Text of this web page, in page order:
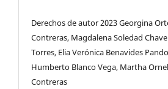
Derechos de autor 2023 Georgina
Contreras, Magdalena Soledad
Torres, Elia Verónica Benavides
Humberto Blanco Vega, Martha
Contreras